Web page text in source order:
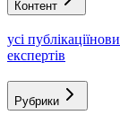
Контент
усі публікації
експертів
Рубрики